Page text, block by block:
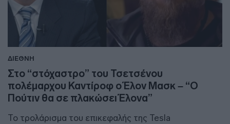
ΔΙΕΘΝΗ
Στο “στόχαστρο” του Τσετσένου
πολέμαρχου Καντίροφ ο Έλον Μασκ – “Ο
Πούτιν θα σε πλακώσει Έλονα”
Το τρολάρισμα του επικεφαλής της Tesla